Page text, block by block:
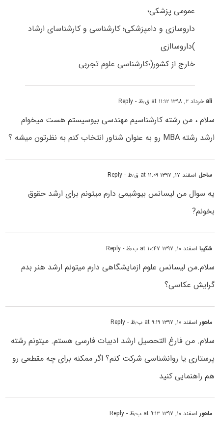
عمومی پزشکی؛
داروسازی و دامپزشکی؛ کارشناسی و کارشناسای ارشاد
)داروساازی
خارج از کشور(؛کارشناسی علوم تجربی
ali خرداد ۲, ۱۳۹۸ at ۱۱:۱۲ ق٫ظ - Reply
سلام ، من رشته کارشناسیم مهندسی بیوسیستم هست میخوام
ارشد رشته MBA رو به عنوان شناور انتخاب کنم به نظرتون میشه ؟
ساحل اسفند ۱۷, ۱۳۹۷ at ۱۱:۰۹ ق٫ظ - Reply
یه سوال من لیسانس بیوشیمی دارم میتونم برای ارشد حقوق
بخونم?
شکیبااسفند ۱۰, ۱۳۹۷ at ۱۰:۴۷ ب٫ظ - Reply
سلام.من لیسانس علوم ازمایشگاهی دارم میتونم ارشد هنر بدم
گرایش عکاسی؟
ماهوراسفند ۱۰, ۱۳۹۷ at ۹:۱۹ ب٫ظ - Reply
سلام. من فارغ التحصیل ارشد ادبیات فارسی هستم. میتونم رشته
پرستاری یا روانشناسی شرکت کنم؟ اگر ممکنه برای چه مقطعی رو
هم راهنمایی کنید
ماهوراسفند ۱۰, ۱۳۹۷ at ۹:۱۳ ب٫ظ - Reply